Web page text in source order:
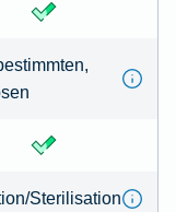
Sterilisation